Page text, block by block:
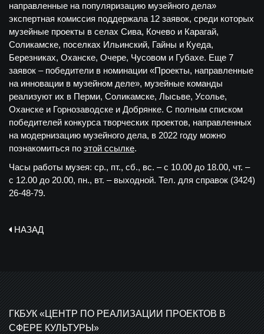
направленные на популяризацию музейного дела»
экспертная комиссия поддержала 12 заявок, среди которых
музейные проекты в селах Сива, Кочево и Карагай,
Соликамске, поселках Ильинский, Гайны и Куеда,
Березниках, Оханске, Очере, Чусовом и Губахе. Еще 7
заявок – победители в номинации «Проекты, направленные
на инновации в музейном деле», музейные команды
реализуют их в Перми, Соликамске, Лысьве, Усолье,
Оханске и Горнозаводске и Добрянке. С полным списком
победителей конкурса творческих проектов, направленных
на модернизацию музейного дела, в 2022 году можно
познакомиться по этой ссылке.
Часы работы музея: ср., пт., сб., вс. – с 10.00 до 18.00, чт. –
с 12.00 до 20.00, пн., вт. – выходной. Тел. для справок (3424)
26-48-79.
НАЗАД
ГКБУК «ЦЕНТР ПО РЕАЛИЗАЦИИ ПРОЕКТОВ В
СФЕРЕ КУЛЬТУРЫ»